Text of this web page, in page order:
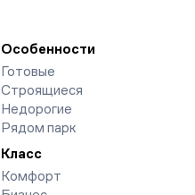
Особенности
Готовые
Строящиеся
Недорогие
Рядом парк
Класс
Комфорт